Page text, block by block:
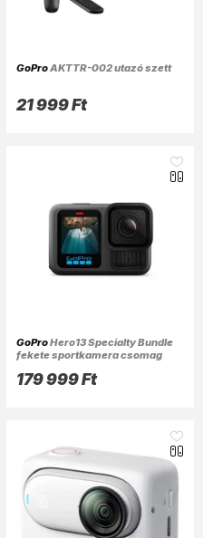
GoProAKTTR-002 utazó szett
21 999 Ft
GoProHero13 Specialty Bundle
fekete sportkamera csomag
179 999 Ft